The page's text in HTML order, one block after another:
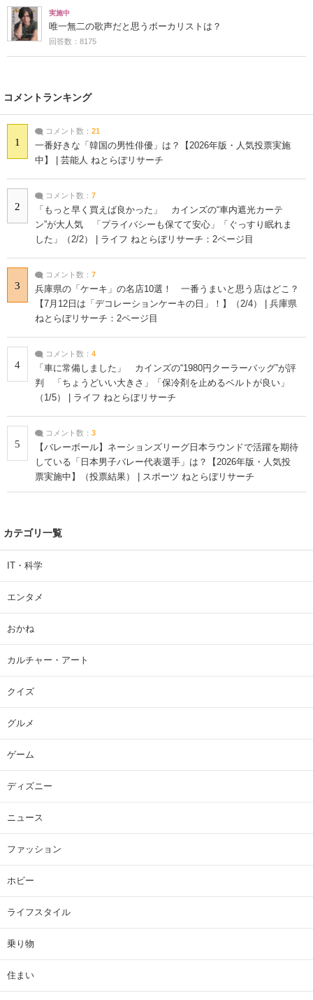
実施中
唯一無二の歌声だと思うボーカリストは？
回答数：8175
コメントランキング
1
コメント数： 21
一番好きな「韓国の男性俳優」は？【2026年版・人気投票実施
中】 | 芸能人 ねとらぼリサーチ
2
コメント数： 7
「もっと早く買えば良かった」 カインズの“車内遮光カーテ
ン”が大人気 「プライバシーも保てて安心」「ぐっすり眠れま
した」（2/2） | ライフ ねとらぼリサーチ：2ページ目
3
コメント数： 7
兵庫県の「ケーキ」の名店10選！ 一番うまいと思う店はどこ？
【7月12日は「デコレーションケーキの日」！】（2/4） | 兵庫県
ねとらぼリサーチ：2ページ目
4
コメント数： 4
「車に常備しました」 カインズの“1980円クーラーバッグ”が評
判 「ちょうどいい大きさ」「保冷剤を止めるベルトが良い」
（1/5） | ライフ ねとらぼリサーチ
5
コメント数： 3
【バレーボール】ネーションズリーグ日本ラウンドで活躍を期待
している「日本男子バレー代表選手」は？【2026年版・人気投
票実施中】（投票結果） | スポーツ ねとらぼリサーチ
カテゴリ一覧
IT・科学
エンタメ
おかね
カルチャー・アート
クイズ
グルメ
ゲーム
ディズニー
ニュース
ファッション
ホビー
ライフスタイル
乗り物
住まい